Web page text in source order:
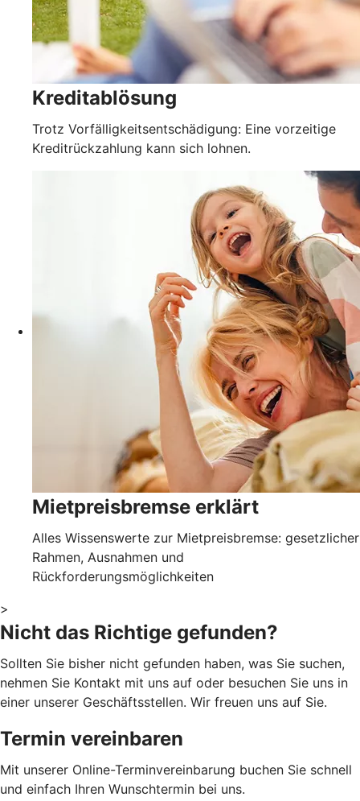
Kreditablösung
Trotz Vorfälligkeitsentschädigung: Eine vorzeitige
Kreditrückzahlung kann sich lohnen.
Mietpreisbremse erklärt
Alles Wissenswerte zur Mietpreisbremse: gesetzlicher
Rahmen, Ausnahmen und
Rückforderungsmöglichkeiten
>
Nicht das Richtige gefunden?
Sollten Sie bisher nicht gefunden haben, was Sie suchen,
nehmen Sie Kontakt mit uns auf oder besuchen Sie uns in
einer unserer Geschäftsstellen. Wir freuen uns auf Sie.
Termin vereinbaren
Mit unserer Online-Terminvereinbarung buchen Sie schnell
und einfach Ihren Wunschtermin bei uns.